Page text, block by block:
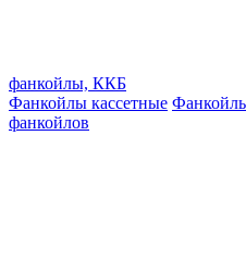
фанкойлы, ККБ
Фанкойлы кассетные
фанкойлов